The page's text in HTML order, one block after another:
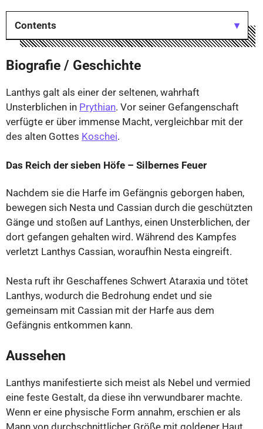
Contents
Biografie / Geschichte
Lanthys galt als einer der seltenen, wahrhaft
Unsterblichen in Prythian. Vor seiner Gefangenschaft
verfügte er über immense Macht, vergleichbar mit der
des alten Gottes Koschei.
Das Reich der sieben Höfe – Silbernes Feuer
Nachdem sie die Harfe im Gefängnis geborgen haben,
bewegen sich Nesta und Cassian durch die geschützten
Gänge und stoßen auf Lanthys, einen Unsterblichen, der
dort gefangen gehalten wird. Während des Kampfes
verletzt Lanthys Cassian, woraufhin Nesta eingreift.
Nesta ruft ihr Geschaffenes Schwert Ataraxia und tötet
Lanthys, wodurch die Bedrohung endet und sie
gemeinsam mit Cassian mit der Harfe aus dem
Gefängnis entkommen kann.
Aussehen
Lanthys manifestierte sich meist als Nebel und vermied
eine feste Gestalt, da diese ihn verwundbarer machte.
Wenn er eine physische Form annahm, erschien er als
Mann von durchschnittlicher Größe mit goldener Haut